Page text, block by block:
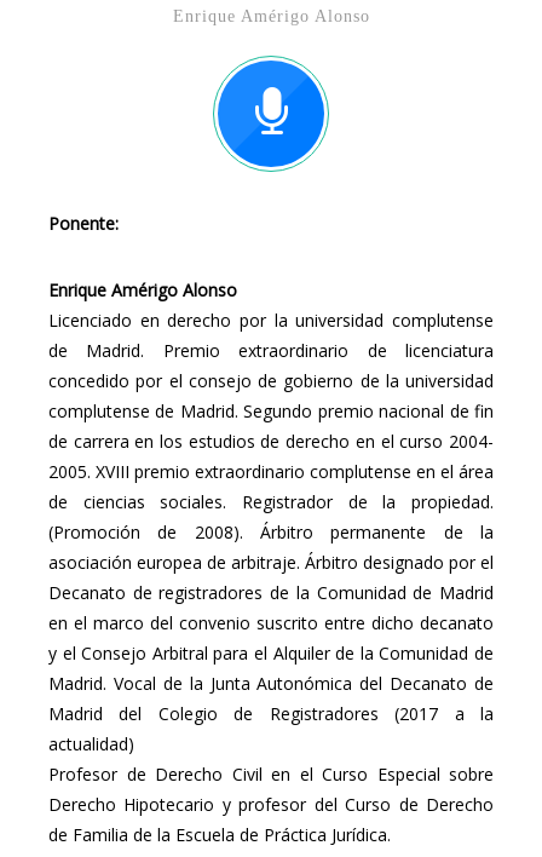
Enrique Amérigo Alonso
Ponente:
Enrique Amérigo Alonso
Licenciado en derecho por la universidad complutense
de Madrid. Premio extraordinario de licenciatura
concedido por el consejo de gobierno de la universidad
complutense de Madrid. Segundo premio nacional de fin
de carrera en los estudios de derecho en el curso 2004-
2005. XVIII premio extraordinario complutense en el área
de ciencias sociales. Registrador de la propiedad.
(Promoción de 2008). Árbitro permanente de la
asociación europea de arbitraje. Árbitro designado por el
Decanato de registradores de la Comunidad de Madrid
en el marco del convenio suscrito entre dicho decanato
y el Consejo Arbitral para el Alquiler de la Comunidad de
Madrid. Vocal de la Junta Autonómica del Decanato de
Madrid del Colegio de Registradores (2017 a la
actualidad)
Profesor de Derecho Civil en el Curso Especial sobre
Derecho Hipotecario y profesor del Curso de Derecho
de Familia de la Escuela de Práctica Jurídica.